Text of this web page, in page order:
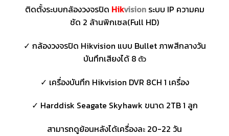
ติดตั้งระบบกล้องวงจรปิด Hikvisionระบบ IP ความคม
ชัด 2 ล้านพิกเซล(Full HD)
✓ กล้องวงจรปิด Hikvision แบบ Bullet ภาพสีกลางวัน
บันทึกเสียงได้ 8 ตัว
✓ เครื่องบันทึก Hikvision DVR 8CH 1 เครื่อง
✓ Harddisk Seagate Skyhawk ขนาด 2TB 1 ลูก
สามารถดูย้อนหลังได้เครื่องละ 20-22 วัน